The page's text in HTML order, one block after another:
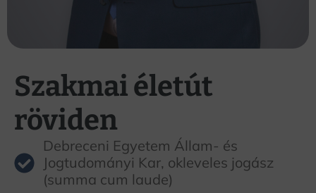
Szakmai életút
röviden
Debreceni Egyetem Állam- és
Jogtudományi Kar, okleveles jogász
(summa cum laude)